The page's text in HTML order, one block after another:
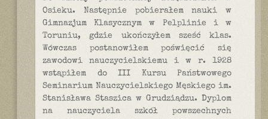
Osieku. Następnie pobierałem nauki w
Gimnazjum Klasycznym w Pelplinie i w
Toruniu, gdzie ukończyłem sześć klas.
Wówczas postanowiłem poświęcić się
zawodowi nauczycielskiemu i w r. 1928
wstąpiłem do III Kursu Państwowego
Seminarium Nauczycielskiego Męskiego im.
Stanisława Staszica w Grudziądzu. Dyplom
na nauczyciela szkół powszechnych